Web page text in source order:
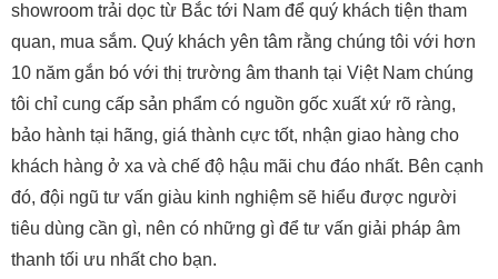
showroom trải dọc từ Bắc tới Nam để quý khách tiện tham
quan, mua sắm. Quý khách yên tâm rằng chúng tôi với hơn
10 năm gắn bó với thị trường âm thanh tại Việt Nam chúng
tôi chỉ cung cấp sản phẩm có nguồn gốc xuất xứ rõ ràng,
bảo hành tại hãng, giá thành cực tốt, nhận giao hàng cho
khách hàng ở xa và chế độ hậu mãi chu đáo nhất. Bên cạnh
đó, đội ngũ tư vấn giàu kinh nghiệm sẽ hiểu được người
tiêu dùng cần gì, nên có những gì để tư vấn giải pháp âm
thanh tối ưu nhất cho bạn.